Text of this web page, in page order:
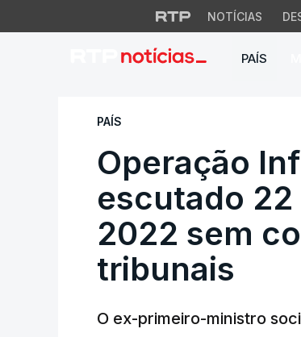
NOTÍCIAS
PAÍS
Operação
PAÍS
Operação
escutado
2022 sem
tribunais
O ex-primeiro-ministro